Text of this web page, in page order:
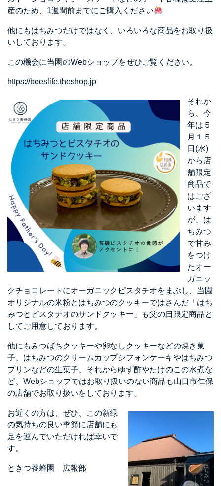
産のため、1週間前までにご購入ください
他にもはちみつだけではなく、いろいろな商品をお取り扱
いしております。
この機会に当園のWebショップをぜひご覧ください。
https://beeslife.theshop.jp
それか
ら、今
年は５
月１５
日(水)
から店
舗限定
商品で
はござ
います
が、は
ちみつ
で甘み
をつけ
たオー
ガニッ
クチョコレートにオーガニックピスタチオをまぶし、当園
オリジナルの米粉とはちみつのクッキーではさんだ「はち
みつとピスタチオのサンドクッキー」も父の日限定商品と
してご用意しております。
他にもみつばちクッキーや卵なしクッキーなどの焼き菓
子、はちみつのクリームカップシフォンケーキやはちみつ
プリンなどの生菓子、それからゆず酢やたけのこの水煮な
ど、Webショップではお取り扱いのない商品も山口市仁保
の店舗でお取り扱いをしております。
お近くの方は、ぜひ、この新緑
の気持ちの良い季節に店舗にも
足を運んでいただければ幸いで
す。
ときつ養蜂園 広報部